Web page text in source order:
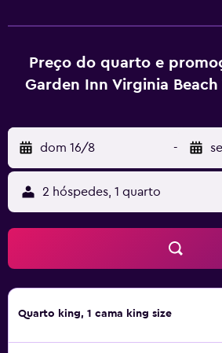
Preço do quarto e
Garden Inn Virginia
dom 16/8 -
2 hóspedes, 1 quarto
Quarto king, 1 cama king size